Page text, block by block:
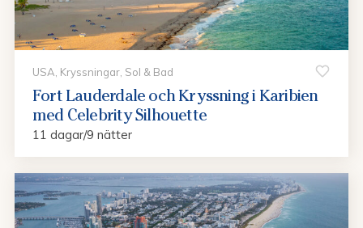
USA, Kryssningar, Sol & Bad
Fort Lauderdale och Kryssning i Karibien
med Celebrity Silhouette
11 dagar/9 nätter